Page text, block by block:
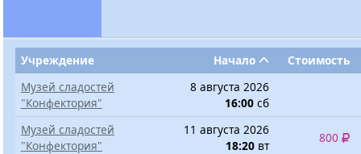
Учреждение Начало
Стоимость
Музей сладостей
"Конфектория"
8 августа 2026
16:00 сб
Музей сладостей
"Конфектория"
11 августа 2026
18:20 вт
800